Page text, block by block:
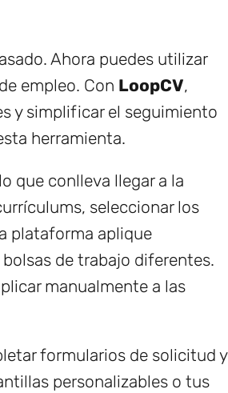
Ahora puedes utilizar
empleo. Con LoopCV,
y simplificar el seguimiento
herramienta.
que conlleva llegar a la
seleccionar los
plataforma aplique
de trabajo diferentes.
manualmente a las
formularios de solicitud y
personalizables o tus